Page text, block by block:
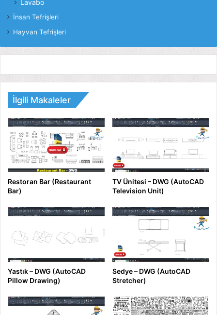
Lavabo
İnsan Tefrişleri
Hayvan Tefrişleri
İlgili Makaleler
Restoran Bar (Restaurant
Bar)
TV Ünitesi – DWG (AutoCAD
Television Unit)
Yastık – DWG (AutoCAD
Pillow Drawing)
Sedye – DWG (AutoCAD
Stretcher)